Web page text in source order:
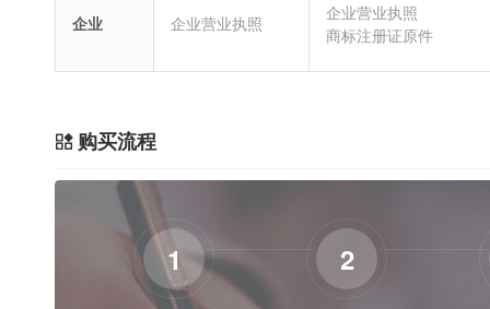
企业 企业营业执照
企业营业执照
商标注册证原件
购买流程
1 2